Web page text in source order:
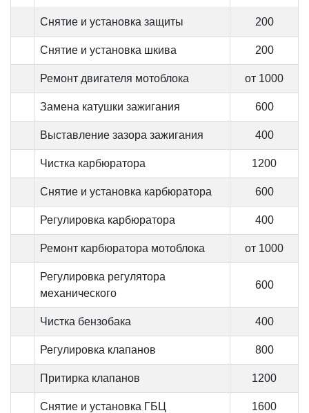
Снятие и установка защиты 200
Снятие и установка шкива 200
Ремонт двигателя мотоблока от 1000
Замена катушки зажигания 600
Выставление зазора зажигания 400
Чистка карбюратора 1200
Снятие и установка карбюратора 600
Регулировка карбюратора 400
Ремонт карбюратора мотоблока от 1000
Регулировка регулятора
механического
600
Чистка бензобака 400
Регулировка клапанов 800
Притирка клапанов 1200
Снятие и установка ГБЦ 1600